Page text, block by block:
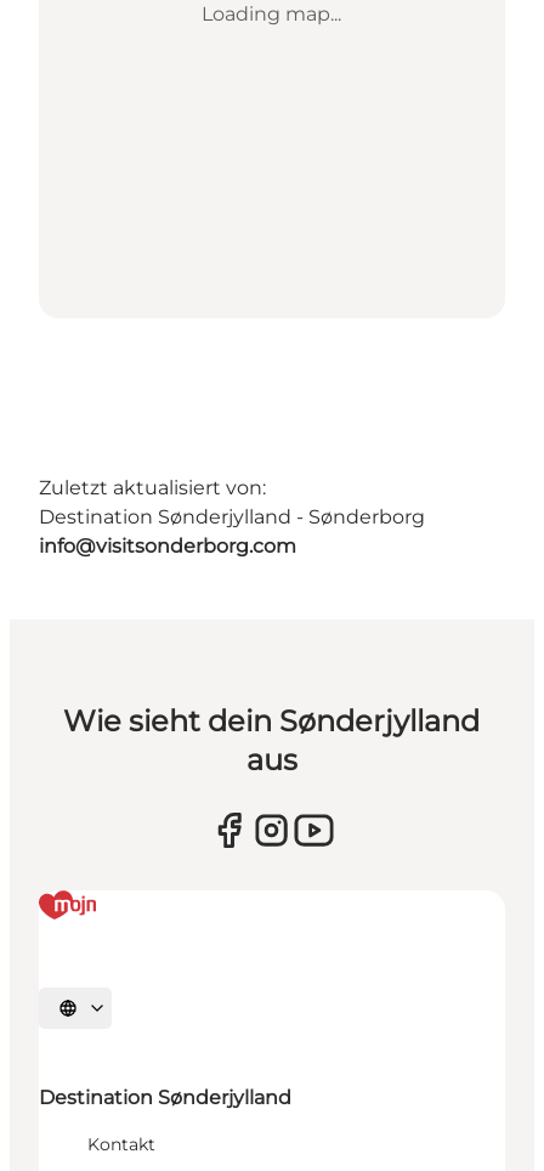
Loading map...
Zuletzt aktualisiert von:
Destination Sønderjylland - Sønderborg
info@visitsonderborg.com
Wie sieht dein Sønderjylland
aus
Sprache auswählen
Destination Sønderjylland
Kontakt